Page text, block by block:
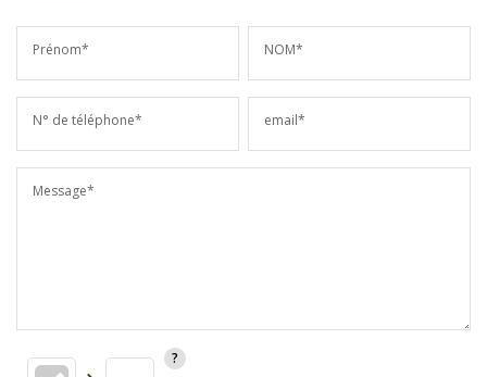
Prénom* NOM*
N° de téléphone* email*
Message*